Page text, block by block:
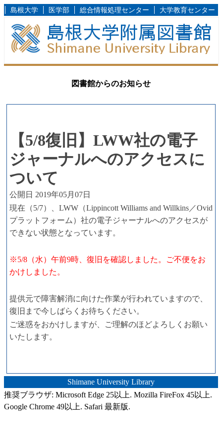
島根大学 医学部 総合情報処理センター 大学教育センター
図書館からのお知らせ
【5/8復旧】LWW社の電子
ジャーナルへのアクセスに
ついて
公開日 2019年05月07日
現在（5/7）、LWW（Lippincott Williams and Willkins／Ovid
プラットフォーム）社の電子ジャーナルへのアクセスが
できない状態となっています。
※5/8（水）午前9時、復旧を確認しました。ご不便をお
かけしました。
提供元で障害解消に向けた作業が行われていますので、
復旧まで今しばらくお待ちください。
ご迷惑をおかけしますが、ご理解のほどよろしくお願い
いたします。
Shimane University Library
推奨ブラウザ: Microsoft Edge 25以上. Mozilla FireFox 45以上.
Google Chrome 49以上. Safari 最新版.